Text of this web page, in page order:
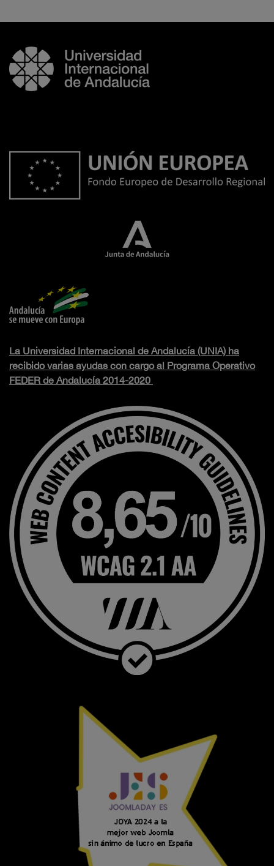
La Universidad Internacional de Andalucía (UNIA) ha
recibido varias ayudas con cargo al Programa Operativo
FEDER de Andalucía 2014-2020